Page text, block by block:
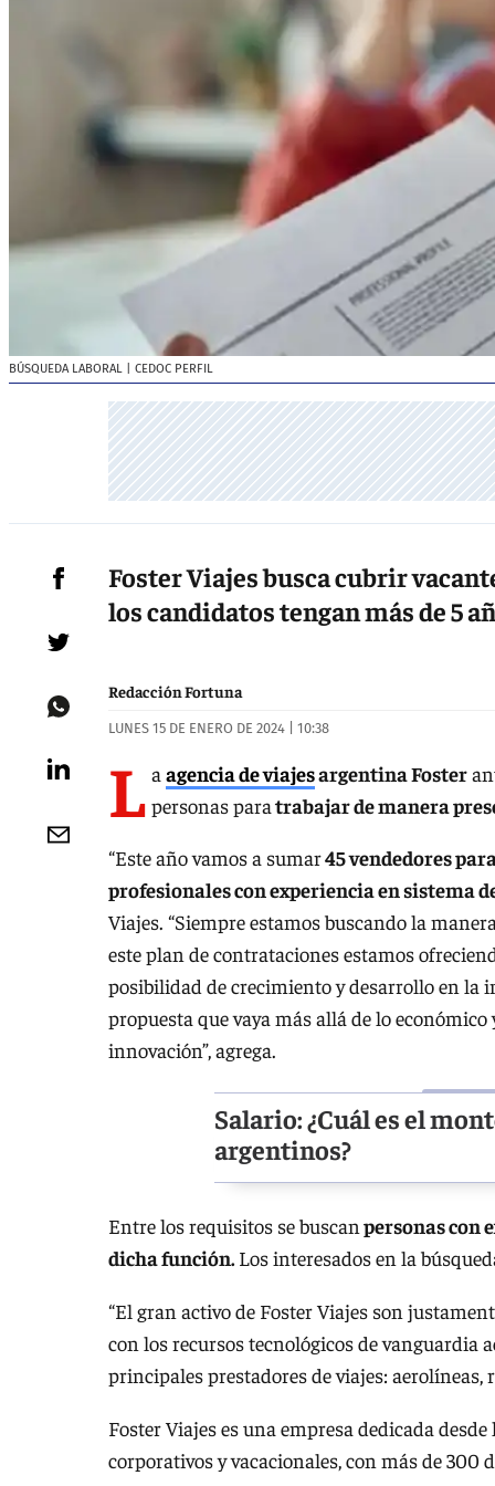
BÚSQUEDA LABORAL | CEDOC PERFIL
Foster Viajes busca cubrir
los candidatos tengan más de 5
Redacción Fortuna
LUNES 15 DE ENERO DE 2024 | 10:38
L a agencia de viajesargentina Foster
personas paratrabajar de manera
“Este año vamos a sumar45 vendedores
profesionales con experiencia en sistema
Viajes. “Siempre estamos buscando la
este plan de contrataciones estamos
posibilidad de crecimiento y desarrollo en la
propuesta que vaya más allá de lo
innovación”, agrega.
Salario: ¿Cuál es el
argentinos?
Entre los requisitos se buscan personas con
dicha función.Los interesados en la
“El gran activo de Foster Viajes son
con los recursos tecnológicos de vanguardia
principales prestadores de viajes: aerolíneas,
Foster Viajes es una empresa dedicada
corporativos y vacacionales, con más de 300